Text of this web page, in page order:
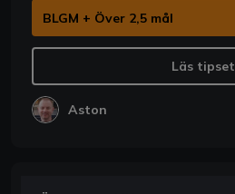
BLGM + Över 2,5 mål
Läs tipset
Aston